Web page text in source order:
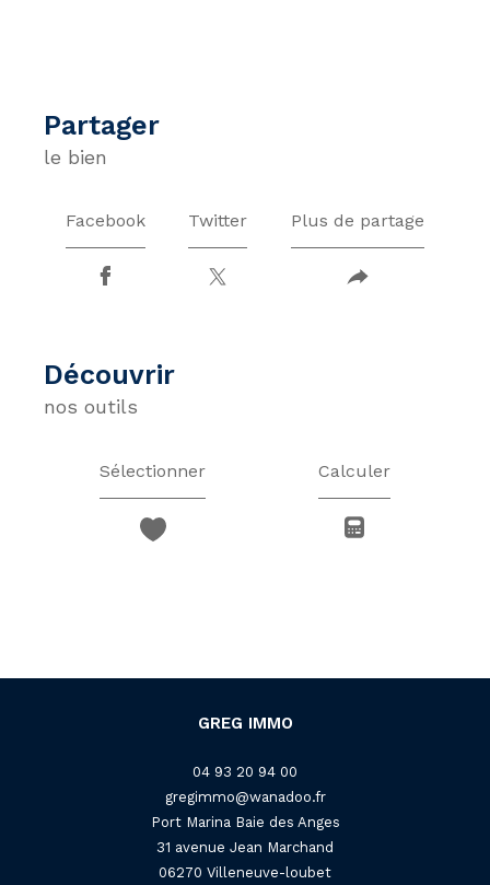
partager
le bien
Facebook Twitter Plus de partage
découvrir
nos outils
Sélectionner Calculer
GREG IMMO
04 93 20 94 00
gregimmo@wanadoo.fr
Port Marina Baie des Anges
31 avenue Jean Marchand
06270
villeneuve-loubet